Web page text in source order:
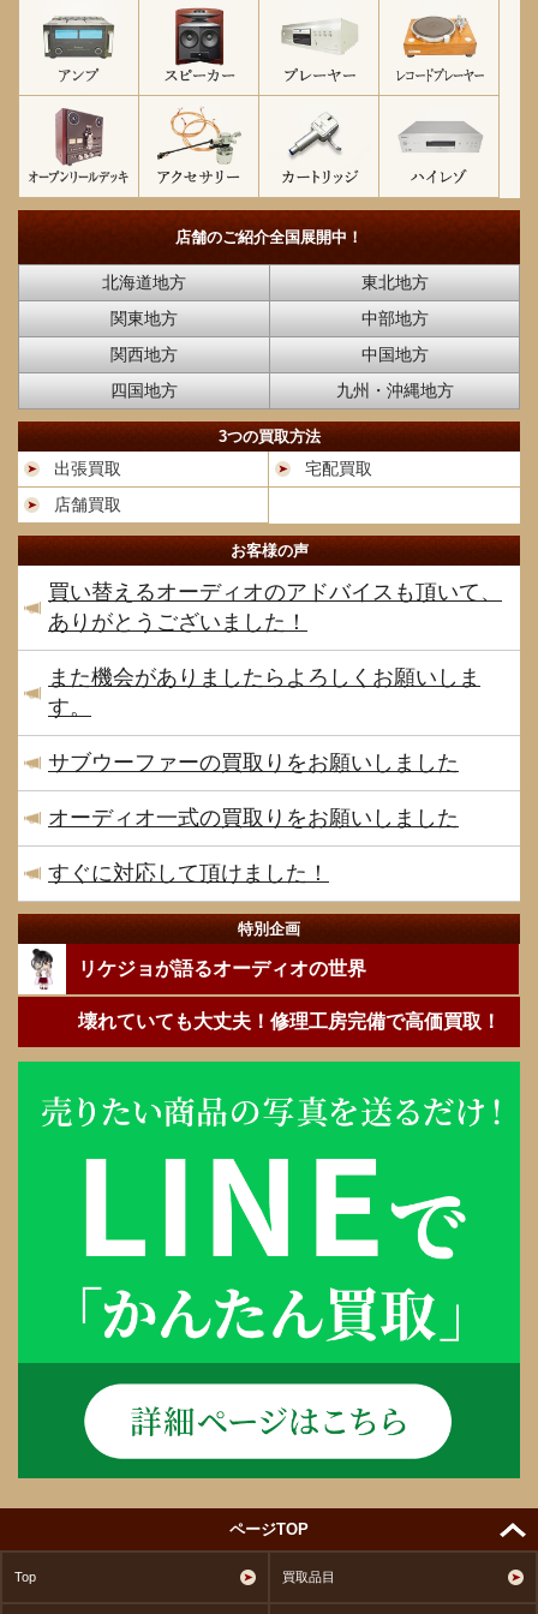
店舗のご紹介全国展開中！
北海道地方
東北地方
関東地方
中部地方
関西地方
中国地方
四国地方
九州・沖縄地方
3つの買取方法
出張買取
宅配買取
店舗買取
お客様の声
買い替えるオーディオのアドバイスも頂いて、
ありがとうございました！
また機会がありましたらよろしくお願いしま
す。
サブウーファーの買取りをお願いしました
オーディオ一式の買取りをお願いしました
すぐに対応して頂けました！
特別企画
リケジョが語るオーディオの世界
壊れていても大丈夫！修理工房完備で高価買取！
ページTOP
Top 買取品目